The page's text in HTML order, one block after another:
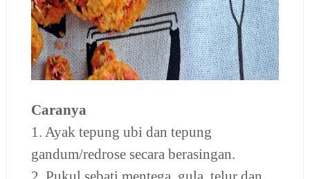
Caranya
1. Ayak tepung ubi dan tepung
gandum/redrose secara berasingan.